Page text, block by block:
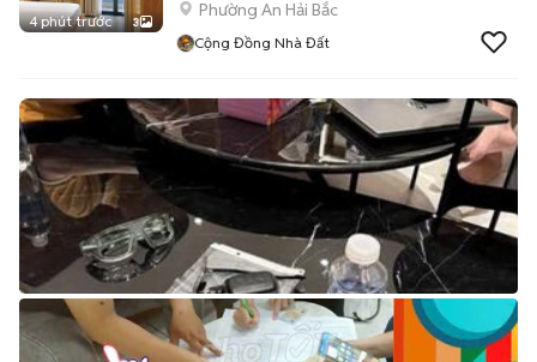
4 phút trước 3
Phường An Hải Bắc
Cộng Đồng Nhà Đất